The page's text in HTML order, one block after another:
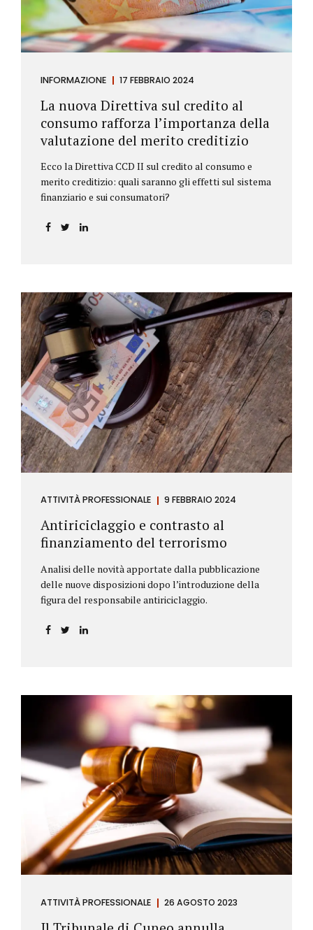
INFORMAZIONE 17 FEBBRAIO 2024
La nuova Direttiva sul credito al
consumo rafforza l’importanza della
valutazione del merito creditizio
Ecco la Direttiva CCD II sul credito al consumo e
merito creditizio: quali saranno gli effetti sul sistema
finanziario e sui consumatori?
ATTIVITÀ PROFESSIONALE 9 FEBBRAIO 2024
Antiriciclaggio e contrasto al
finanziamento del terrorismo
Analisi delle novità apportate dalla pubblicazione
delle nuove disposizioni dopo l’introduzione della
figura del responsabile antiriciclaggio.
ATTIVITÀ PROFESSIONALE 26 AGOSTO 2023